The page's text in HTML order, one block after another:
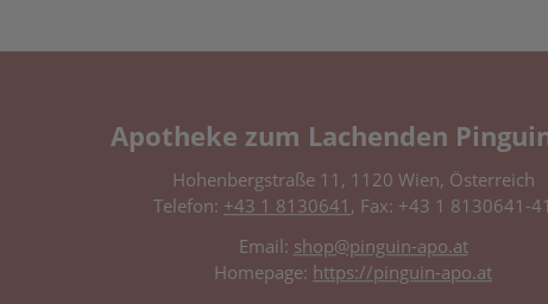
Apotheke zum Lachenden
Hohenbergstraße 11, 1120 Wien, Österreich
Telefon: +43 1 8130641 , Fax: +43 1 8130641-41
Email: shop@pinguin-apo.at
Homepage: https://pinguin-apo.at